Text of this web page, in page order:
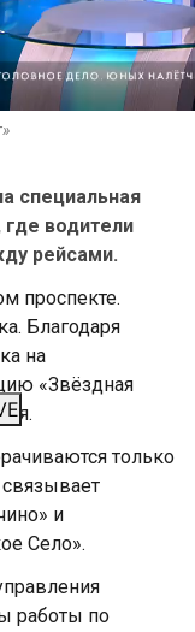
специальная
водители
рейсами.
проспекте.
Благодаря
на
«Звёздная
только
и
Село».
работы по